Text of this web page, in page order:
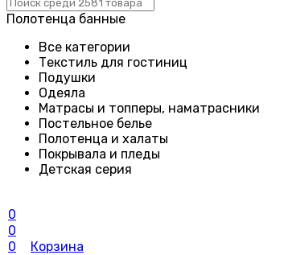
Полотенца банные
Все категории
Текстиль для гостиниц
Подушки
Одеяла
Матрасы и топперы, наматрасники
Постельное белье
Полотенца и халаты
Покрывала и пледы
Детская серия
0
0
0
Корзина